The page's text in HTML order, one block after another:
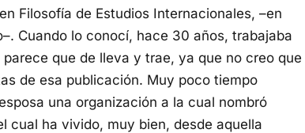
Filosofía de Estudios Internacionales, –en
Cuando lo conocí, hace 30 años, trabajaba
que de lleva y trae, ya que no creo que
de esa publicación. Muy poco tiempo
una organización a la cual nombró
cual ha vivido, muy bien, desde aquella